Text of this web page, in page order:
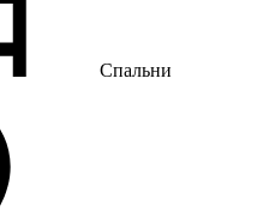
Спальни